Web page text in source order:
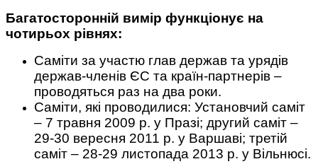
Багатосторонній вимір функціонує на
чотирьох рівнях:
Саміти за участю глав держав та урядів
держав-членів ЄС та країн-партнерів –
проводяться раз на два роки.
Саміти, які проводилися: Установчий саміт
– 7 травня 2009 р. у Празі; другий саміт –
29-30 вересня 2011 р. у Варшаві; третій
саміт – 28-29 листопада 2013 р. у Вільнюсі.